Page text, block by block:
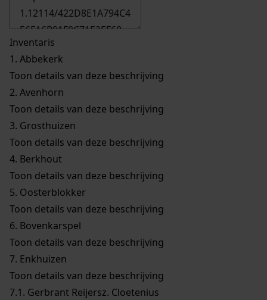
Inventaris
1. Abbekerk
Toon details van deze beschrijving
2. Avenhorn
Toon details van deze beschrijving
3. Grosthuizen
Toon details van deze beschrijving
4. Berkhout
Toon details van deze beschrijving
5. Oosterblokker
Toon details van deze beschrijving
6. Bovenkarspel
Toon details van deze beschrijving
7. Enkhuizen
Toon details van deze beschrijving
7.1. Gerbrant Reijersz. Cloetenius